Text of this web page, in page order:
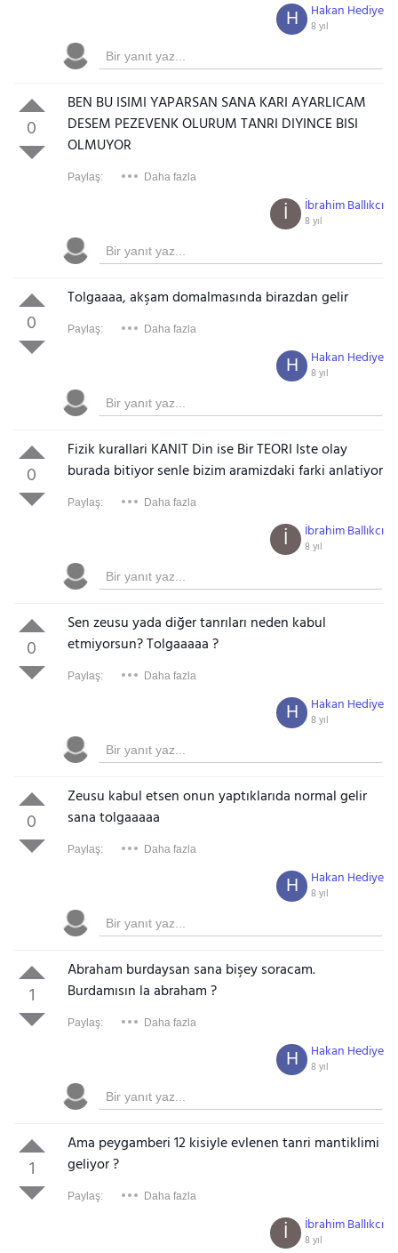
Hakan Hediye
8 yıl
H
0
BEN BU ISIMI YAPARSAN SANA KARI AYARLICAM
DESEM PEZEVENK OLURUM TANRI DIYINCE BISI
OLMUYOR
Paylaş: Daha fazla
İbrahim Ballıkcı
8 yıl
İ
0
Tolgaaaa, akşam domalmasında birazdan gelir
Paylaş: Daha fazla
Hakan Hediye
8 yıl
H
0
Fizik kurallari KANIT Din ise Bir TEORI Iste olay
burada bitiyor senle bizim aramizdaki farki anlatiyor
Paylaş: Daha fazla
İbrahim Ballıkcı
8 yıl
İ
0
Sen zeusu yada diğer tanrıları neden kabul
etmiyorsun? Tolgaaaaa ?
Paylaş: Daha fazla
Hakan Hediye
8 yıl
H
0
Zeusu kabul etsen onun yaptıklarıda normal gelir
sana tolgaaaaa
Paylaş: Daha fazla
Hakan Hediye
8 yıl
H
1
Abraham burdaysan sana bişey soracam.
Burdamısın la abraham ?
Paylaş: Daha fazla
Hakan Hediye
8 yıl
H
1
Ama peygamberi 12 kisiyle evlenen tanri mantiklimi
geliyor ?
Paylaş: Daha fazla
İbrahim Ballıkcı
8 yıl
İ